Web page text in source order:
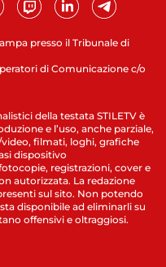
presso il Tribunale di
di Comunicazione c/o
della testata STILETV è
e l’uso, anche parziale,
filmati, loghi, grafiche
dispositivo
registrazioni, cover e
autorizzata. La redazione
sul sito. Non potendo
disponibile ad eliminarli su
offensivi e oltraggiosi.